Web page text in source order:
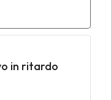
in ritardo